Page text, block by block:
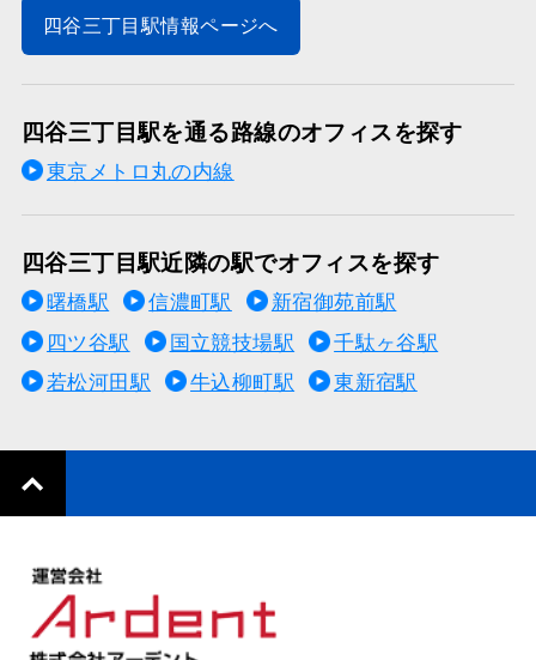
四谷三丁目駅情報ページへ
四谷三丁目駅を通る路線のオフィスを探す
東京メトロ丸の内線
四谷三丁目駅近隣の駅でオフィスを探す
曙橋駅 信濃町駅
新宿御苑前駅
四ツ谷駅
国立競技場駅
千駄ヶ谷駅
若松河田駅
牛込柳町駅 東新宿駅